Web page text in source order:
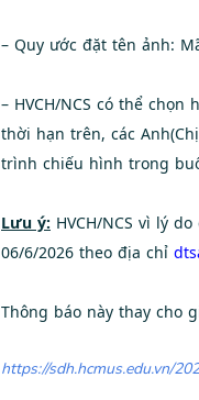
– Quy ước đặt tên ảnh:
– HVCH/NCS có thể
thời hạn trên, các
trình chiếu hình trong
Lưu ý: HVCH/NCS vì lý
06/6/2026 theo địa chỉ
Thông báo này thay cho
https://sdh.hcmus.edu.vn/